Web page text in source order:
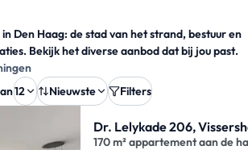
Den Haag: de stad van het strand, bestuur en
Bekijk het diverse aanbod dat bij jou past.
12 Nieuwste Filters
Dr. Lelykade 206,
170 m² appartement aan de